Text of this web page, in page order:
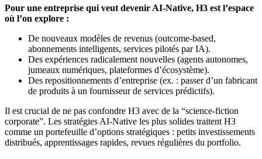
Pour une entreprise qui veut devenir AI‑Native, H3 est l’espace
où l’on explore :
De nouveaux modèles de revenus (outcome‑based,
abonnements intelligents, services pilotés par IA).
Des expériences radicalement nouvelles (agents autonomes,
jumeaux numériques, plateformes d’écosystème).
Des repositionnements d’entreprise (ex. : passer d’un fabricant
de produits à un fournisseur de services prédictifs).
Il est crucial de ne pas confondre H3 avec de la “science‑fiction
corporate”. Les stratégies AI‑Native les plus solides traitent H3
comme un portefeuille d’options stratégiques : petits investissements
distribués, apprentissages rapides, revues régulières du portfolio.